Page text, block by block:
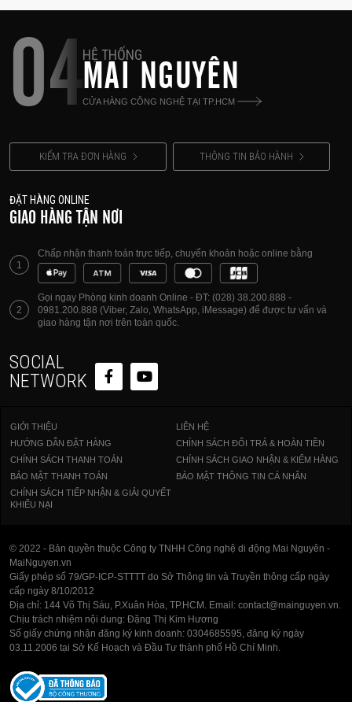
04HỆ THỐNG
MAI NGUYÊN
CỬA HÀNG CÔNG NGHỆ TẠI TP.HCM
KIỂM TRA ĐƠN HÀNG THÔNG TIN BẢO HÀNH
ĐẶT HÀNG ONLINE
GIAO HÀNG TẬN NƠI
1
Chấp nhận thanh toán trực tiếp, chuyển khoản hoặc online bằng
2
Gọi ngay Phòng kinh doanh Online - ĐT: (028) 38.200.888 -
0981.200.888 (Viber, Zalo, WhatsApp, iMessage) để được tư vấn và
giao hàng tận nơi trên toàn quốc.
SOCIAL
NETWORK
GIỚI THIỆU
LIÊN HỆ
HƯỚNG DẪN ĐẶT HÀNG
CHÍNH SÁCH ĐỔI TRẢ & HOÀN TIỀN
CHÍNH SÁCH THANH TOÁN
CHÍNH SÁCH GIAO NHẬN & KIỂM HÀNG
BẢO MẬT THANH TOÁN
BẢO MẬT THÔNG TIN CÁ NHÂN
CHÍNH SÁCH TIẾP NHẬN & GIẢI QUYẾT
KHIẾU NẠI
© 2022 - Bản quyền thuộc Công ty TNHH Công nghệ di động Mai Nguyên -
MaiNguyen.vn
Giấy phép số 79/GP-ICP-STTTT do Sở Thông tin và Truyền thông cấp ngày
cấp ngày 8/10/2012
Địa chỉ: 144 Võ Thị Sáu, P.Xuân Hòa, TP.HCM. Email: contact@mainguyen.vn.
Chịu trách nhiệm nội dung: Đặng Thị Kim Hương
Số giấy chứng nhận đăng ký kinh doanh: 0304685595, đăng ký ngày
03.11.2006 tại Sở Kế Hoạch và Đầu Tư thành phố Hồ Chí Minh.